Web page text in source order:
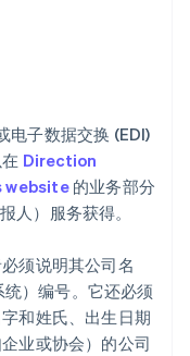
电子数据交换 (EDI)
Direction
website的业务部分
）服务获得。
须说明其公司名
）编号。它还必须
和姓氏、出生日期
业或协会）的公司